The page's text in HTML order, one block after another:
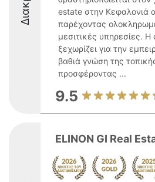
estate στην Κεφαλονιά
παρέχοντας
μεσιτικές υπηρεσίες. Η
ξεχωρίζει για την
βαθιά γνώση της
προσφέροντας ...
9.5
ELINON GI Real